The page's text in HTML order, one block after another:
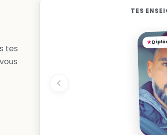
tes
TES